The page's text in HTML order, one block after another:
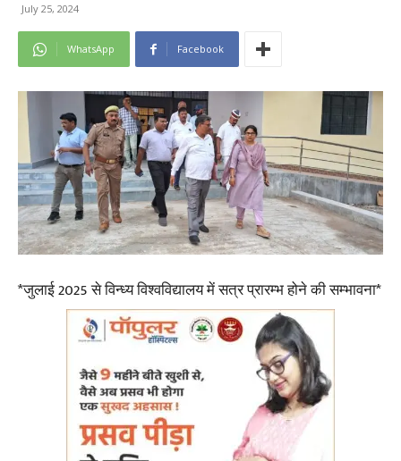
July 25, 2024
WhatsApp Facebook
*जुलाई 2025 से विन्ध्य विश्वविद्यालय में सत्र प्रारम्भ होने की सम्भावना*